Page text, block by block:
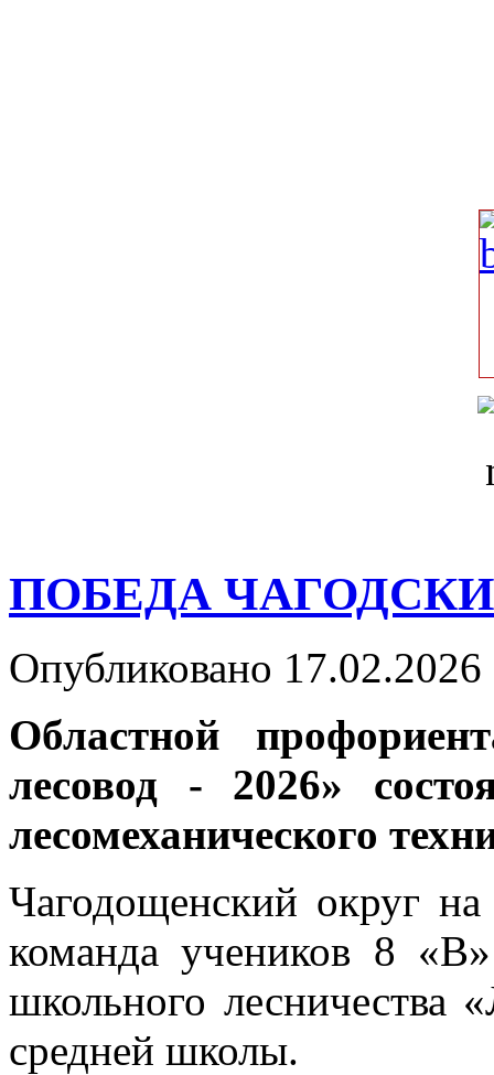
ПОБЕДА
Опубликовано
Областной
лесовод - 2026»
лесомеханического
Чагодощенский округ на
команда учеников 8
школьного лесничества
средней школы.